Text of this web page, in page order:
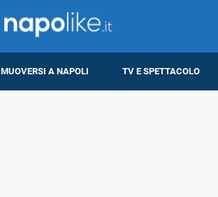
MUOVERSI A NAPOLI TV E SPETTACOLO